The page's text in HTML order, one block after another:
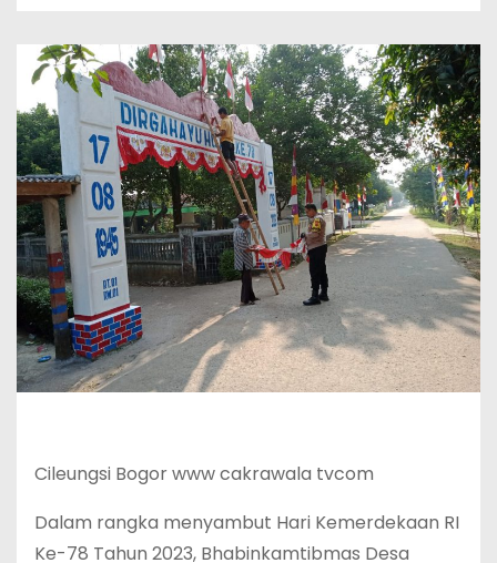
Cileungsi Bogor www cakrawala tvcom
Dalam rangka menyambut Hari Kemerdekaan RI
Ke-78 Tahun 2023, Bhabinkamtibmas Desa